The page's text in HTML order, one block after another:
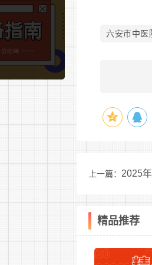
麻醉科
重症医学
（急诊ICU
六安市中医
上一篇： 2025
精品推荐